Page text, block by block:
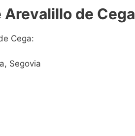
de Cega
Cega:
Segovia